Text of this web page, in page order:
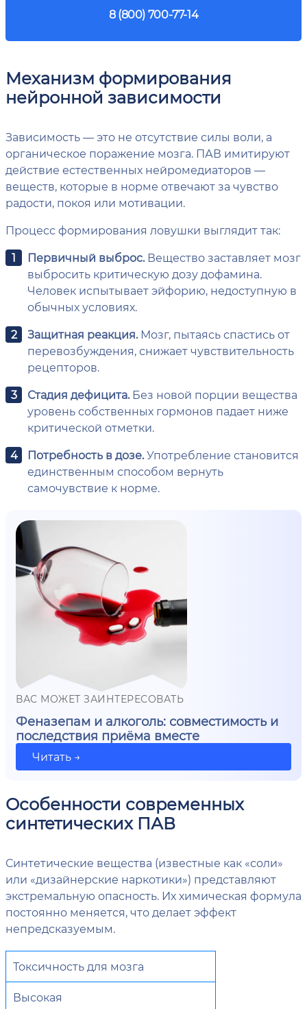
8 (800) 700-77-14
Механизм формирования
нейронной зависимости
Зависимость — это не отсутствие силы воли, а
органическое поражение мозга. ПАВ имитируют
действие естественных нейромедиаторов —
веществ, которые в норме отвечают за чувство
радости, покоя или мотивации.
Процесс формирования ловушки выглядит так:
Первичный выброс.Вещество заставляет мозг
выбросить критическую дозу дофамина.
Человек испытывает эйфорию, недоступную в
обычных условиях.
Защитная реакция.Мозг, пытаясь спастись от
перевозбуждения, снижает чувствительность
рецепторов.
Стадия дефицита.Без новой порции вещества
уровень собственных гормонов падает ниже
критической отметки.
Потребность в дозе.Употребление становится
единственным способом вернуть
самочувствие к норме.
ВАС МОЖЕТ ЗАИНТЕРЕСОВАТЬ
Феназепам и алкоголь: совместимость и
последствия приёма вместе
Читать →
Особенности современных
синтетических ПАВ
Синтетические вещества (известные как «соли»
или «дизайнерские наркотики») представляют
экстремальную опасность. Их химическая формула
постоянно меняется, что делает эффект
непредсказуемым.
Токсичность для мозга
Высокая